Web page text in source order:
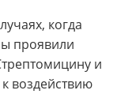
когда
проявили
и
воздействию